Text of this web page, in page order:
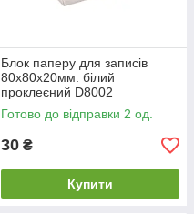
Блок паперу для записів
80х80х20мм. білий
проклеєний D8002
Готово до відправки 2 од.
30 ₴
Купити